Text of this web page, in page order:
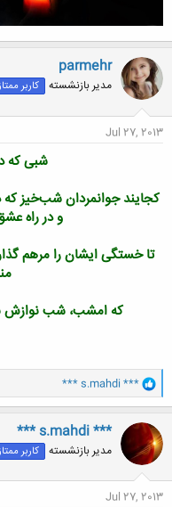
parmehr
مدیر بازنشسته کاربر
Jul 27, 2013
شبی که
کجایند جوانمردان شب‌خیز که
و در راه
تا خستگی ایشان را مرهم
که امشب، شب نوازش
و
ا
ک
ن
ه
ا
*** s.mahdi ***
*** s.mahdi ***
مدیر بازنشسته کاربر
Jul 27, 2013